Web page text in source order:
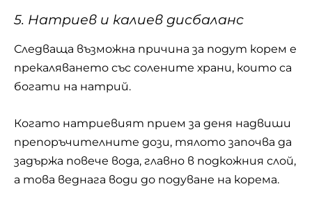
5. Натриев и калиев дисбаланс
Следваща възможна причина за подут корем e
прекаляването със солените храни, които са
богати на натрий.
Когато натриевият прием за деня надвиши
препоръчителните дози, тялото започва да
задържа повече вода, главно в подкожния слой,
а това веднага води до подуване на корема.